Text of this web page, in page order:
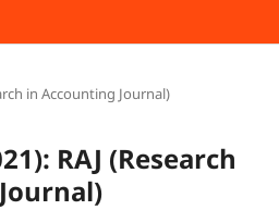
in Accounting Journal)
RAJ (Research